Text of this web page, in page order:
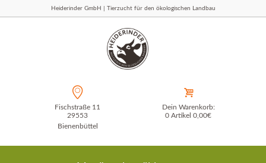
Heiderinder GmbH | Tierzucht für den ökologischen Landbau
Dein Warenkorb:
0 Artikel 0,00€
Fischstraße 11
29553
Bienenbüttel